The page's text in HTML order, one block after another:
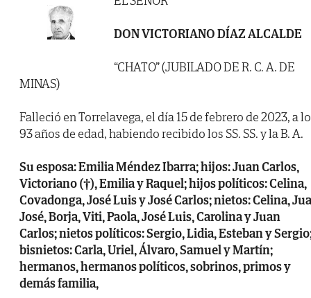
DON VICTORIANO DÍAZ ALCALDE
“CHATO” (JUBILADO DE R. C. A. DE
MINAS)
Falleció en Torrelavega, el día 15 de febrero de 2023, a
93 años de edad, habiendo recibido los SS. SS. y la B. A.
Su esposa: Emilia Méndez Ibarra; hijos: Juan Carlos,
Victoriano (†), Emilia y Raquel; hijos políticos: Celina,
Covadonga, José Luis y José Carlos; nietos: Celina,
José, Borja, Viti, Paola, José Luis, Carolina y Juan
Carlos; nietos políticos: Sergio, Lidia, Esteban y
bisnietos: Carla, Uriel, Álvaro, Samuel y Martín;
hermanos, hermanos políticos, sobrinos, primos y
demás familia,